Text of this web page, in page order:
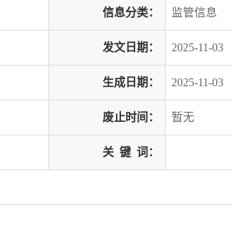
信息分类： 监管信息
发文日期： 2025-11-03
生成日期： 2025-11-03
废止时间： 暂无
关 键 词：